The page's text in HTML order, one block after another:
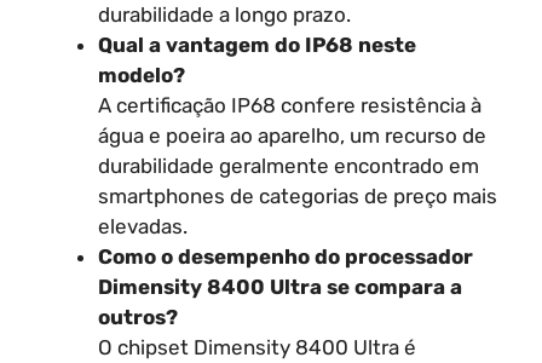
durabilidade a longo prazo.
Qual a vantagem do IP68 neste
modelo?
A certificação IP68 confere resistência à
água e poeira ao aparelho, um recurso de
durabilidade geralmente encontrado em
smartphones de categorias de preço mais
elevadas.
Como o desempenho do processador
Dimensity 8400 Ultra se compara a
outros?
O chipset Dimensity 8400 Ultra é